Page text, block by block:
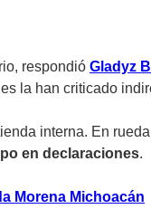
respondió Gladyz
la han criticado
interna. En
en declaraciones.
Morena Michoacán